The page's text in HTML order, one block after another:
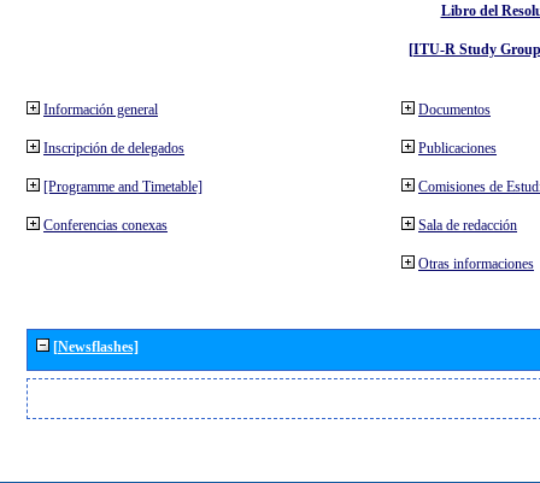
Libro del
[ITU-R Study
Información general
Inscripción de delegados
[Programme and Timetable]
Conferencias conexas
Documentos
Publicaciones
Comisiones de
Sala de redacción
Otras informaciones
[Newsflashes]